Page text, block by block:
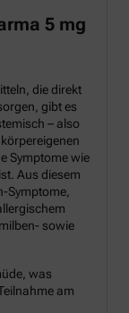
5 mg
die direkt
gibt es
– also
Symptome wie
Aus diesem
Symptome,
sowie
was
am